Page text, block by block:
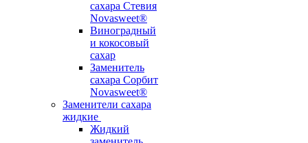
сахара Стевия
Novasweet®
Виноградный
и кокосовый
сахар
Заменитель
сахара Сорбит
Novasweet®
Заменители сахара
жидкие
Жидкий